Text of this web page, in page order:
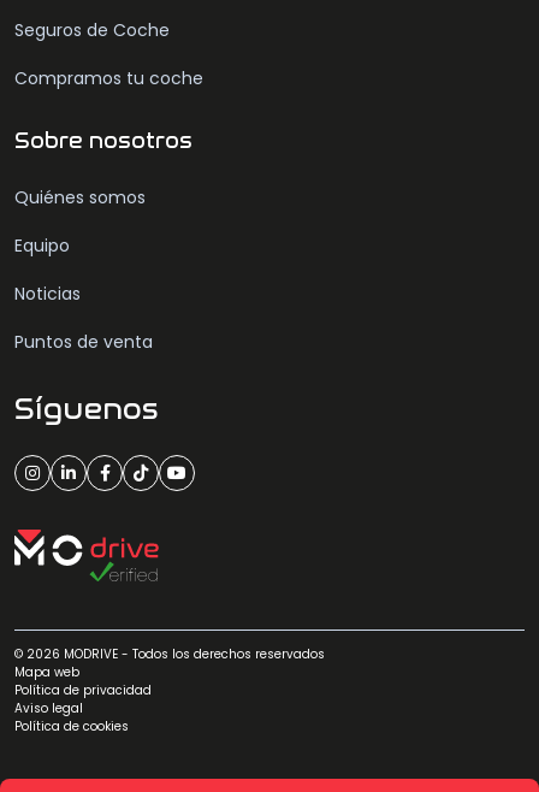
Seguros de Coche
Compramos tu coche
Sobre nosotros
Quiénes somos
Equipo
Noticias
Puntos de venta
Síguenos
© 2026 MODRIVE - Todos los derechos reservados
Mapa web
Política de privacidad
Aviso legal
Política de cookies